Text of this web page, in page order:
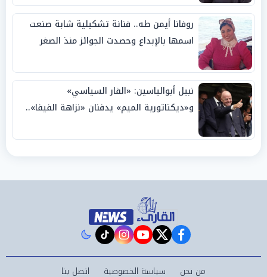
روفانا أيمن طه.. فنانة تشكيلية شابة صنعت
اسمها بالإبداع وحصدت الجوائز منذ الصغر
نبيل أبوالياسين: «الفار السياسي»
و«ديكتاتورية الميم» يدفنان «نزاهة الفيفا»..
facebook
twitter
youtube
instagram
tiktok
من نحن سياسة الخصوصية اتصل بنا